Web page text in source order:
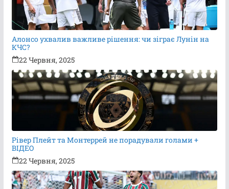
Алонсо ухвалив важливе рішення: чи зіграє Лунін на
КЧС?
22 Червня, 2025
Рівер Плейт та Монтеррей не порадували голами +
ВІДЕО
22 Червня, 2025